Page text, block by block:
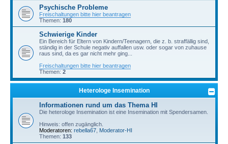
Psychische Probleme
Freischaltungen bitte hier beantragen
Themen: 180
Schwierige Kinder
Ein Bereich für Eltern von Kindern/Teenagern, die z. b. straffällig sind,
ständig in der Schule negativ auffallen usw. oder sogar von zuhause
raus sind, da es gar nicht mehr ging...
Freischaltungen bitte hier beantragen
Themen: 2
Heterologe Insemination
Informationen rund um das Thema HI
Die heterologe Insemination ist eine Insemination mit Spendersamen.
Hinweis: offen zugänglich.
Moderatoren: rebella67 Moderator-HI
Themen: 133